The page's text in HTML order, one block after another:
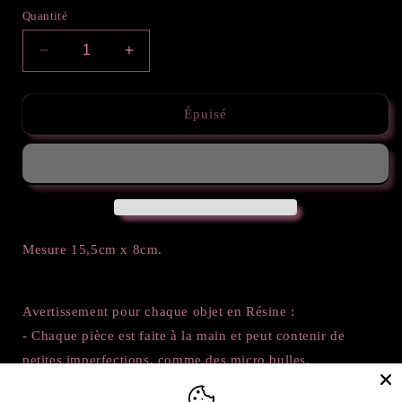
Quantité
Réduire
la
quantité
Vide
-
Gold
Augmenter
la
quantité
Vide
-
&amp;
Gold
Épuisé
Mesure 15,5cm x 8cm.
Avertissement pour chaque objet en Résine :
- Chaque pièce est faite à la main et peut contenir de
petites imperfections, comme des micro bulles.
- La Résine est un produit résistant, mais ne supporte pas